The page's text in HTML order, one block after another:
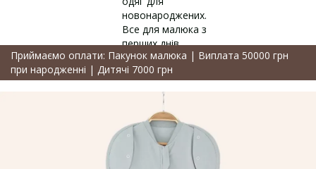
Приймаємо оплати: Пакунок малюка | Виплата 50000 грн
при народженні | Дитячі 7000 грн